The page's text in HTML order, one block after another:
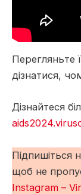
Перегляньте
дізнатися,
Дізнайтеся
Підпишіться
щоб не
Instagram –